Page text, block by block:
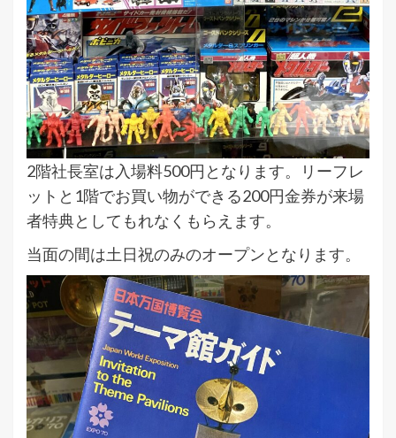
2階社長室は入場料500円となります。リーフレ
ットと1階でお買い物ができる200円金券が来場
者特典としてもれなくもらえます。
当面の間は土日祝のみのオープンとなります。